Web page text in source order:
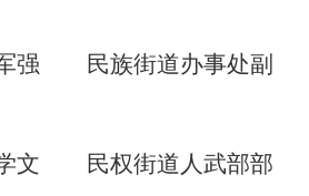
强 民族街道办事处副
文 民权街道人武部部